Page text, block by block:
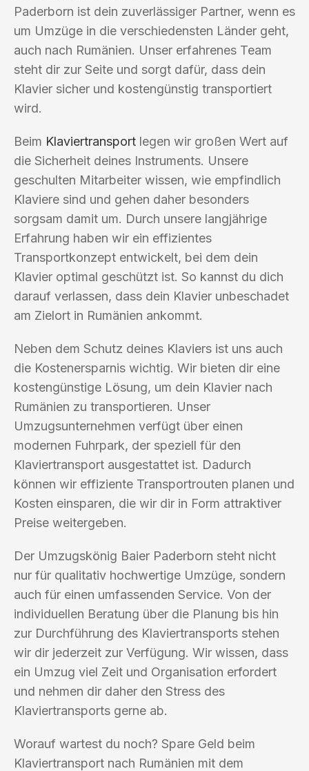
Paderborn ist dein zuverlässiger Partner, wenn es
um Umzüge in die verschiedensten Länder geht,
auch nach Rumänien. Unser erfahrenes Team
steht dir zur Seite und sorgt dafür, dass dein
Klavier sicher und kostengünstig transportiert
wird.
Beim Klaviertransport legen wir großen Wert auf
die Sicherheit deines Instruments. Unsere
geschulten Mitarbeiter wissen, wie empfindlich
Klaviere sind und gehen daher besonders
sorgsam damit um. Durch unsere langjährige
Erfahrung haben wir ein effizientes
Transportkonzept entwickelt, bei dem dein
Klavier optimal geschützt ist. So kannst du dich
darauf verlassen, dass dein Klavier unbeschadet
am Zielort in Rumänien ankommt.
Neben dem Schutz deines Klaviers ist uns auch
die Kostenersparnis wichtig. Wir bieten dir eine
kostengünstige Lösung, um dein Klavier nach
Rumänien zu transportieren. Unser
Umzugsunternehmen verfügt über einen
modernen Fuhrpark, der speziell für den
Klaviertransport ausgestattet ist. Dadurch
können wir effiziente Transportrouten planen und
Kosten einsparen, die wir dir in Form attraktiver
Preise weitergeben.
Der Umzugskönig Baier Paderborn steht nicht
nur für qualitativ hochwertige Umzüge, sondern
auch für einen umfassenden Service. Von der
individuellen Beratung über die Planung bis hin
zur Durchführung des Klaviertransports stehen
wir dir jederzeit zur Verfügung. Wir wissen, dass
ein Umzug viel Zeit und Organisation erfordert
und nehmen dir daher den Stress des
Klaviertransports gerne ab.
Worauf wartest du noch? Spare Geld beim
Klaviertransport nach Rumänien mit dem